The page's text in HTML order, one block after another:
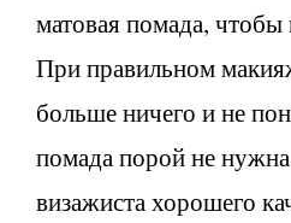
матовая помада, чтобы
При правильном
больше ничего и не
помада порой не
визажиста хорошего